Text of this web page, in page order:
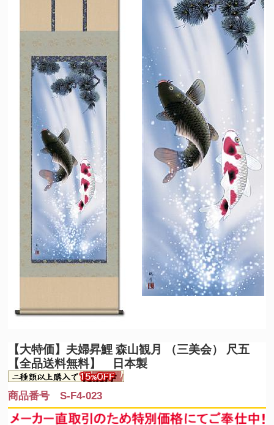
【大特価】 夫婦昇鯉 森山観月 （三美会） 尺五
【全品送料無料】 日本製
商品番号 S-F4-023